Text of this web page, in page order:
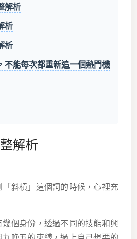
解析
析
析
不能每次都重新追一個熱門機
解析
斜槓」這個詞的時候，心裡充
個身份，透過不同的技能和興